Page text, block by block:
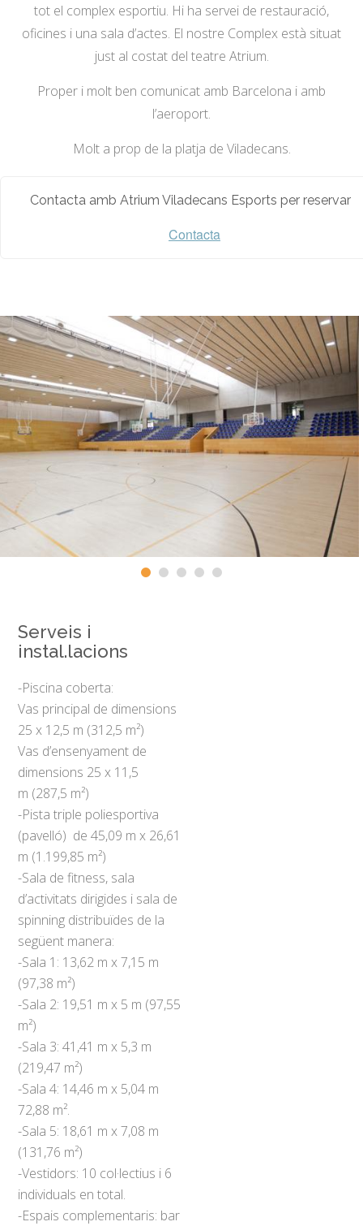
tot el complex esportiu. Hi ha servei de restauració,
oficines i una sala d’actes. El nostre Complex està situat
just al costat del teatre Atrium.
Proper i molt ben comunicat amb Barcelona i amb
l’aeroport.
Molt a prop de la platja de Viladecans.
Contacta amb Atrium Viladecans Esports per reservar
Contacta
Serveis i
instal.lacions
-Piscina coberta:
Vas principal de dimensions
25 x 12,5 m (312,5 m²)
Vas d’ensenyament de
dimensions 25 x 11,5
m (287,5 m²)
-Pista triple poliesportiva
(pavelló) de 45,09 m x 26,61
m (1.199,85 m²)
-Sala de fitness, sala
d’activitats dirigides i sala de
spinning distribuïdes de la
següent manera:
-Sala 1: 13,62 m x 7,15 m
(97,38 m²)
-Sala 2: 19,51 m x 5 m (97,55
m²)
-Sala 3: 41,41 m x 5,3 m
(219,47 m²)
-Sala 4: 14,46 m x 5,04 m
72,88 m².
-Sala 5: 18,61 m x 7,08 m
(131,76 m²)
-Vestidors: 10 col·lectius i 6
individuals en total.
-Espais complementaris: bar